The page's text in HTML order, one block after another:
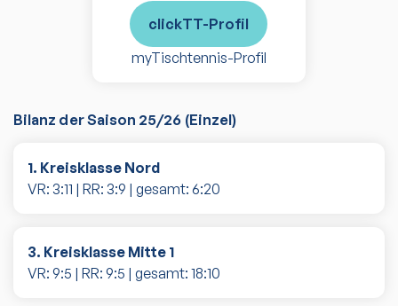
clickTT-Profil
myTischtennis-Profil
Bilanz der Saison 25/26 (Einzel)
1. Kreisklasse Nord
VR: 3:11 | RR: 3:9 | gesamt: 6:20
3. Kreisklasse Mitte 1
VR: 9:5 | RR: 9:5 | gesamt: 18:10